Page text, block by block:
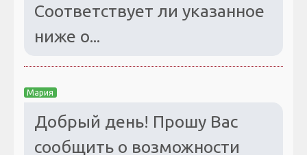
Соответствует ли указанное
ниже о...
Мария
Добрый день! Прошу Вас
сообщить о возможности